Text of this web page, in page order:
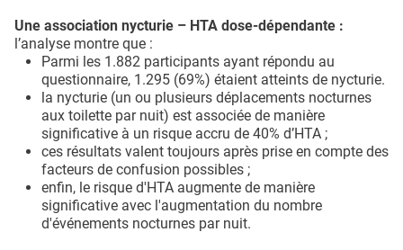
Une association nycturie – HTA dose-dépendante :
l’analyse montre que :
Parmi les 1.882 participants ayant répondu au
questionnaire, 1.295 (69%) étaient atteints de nycturie.
la nycturie (un ou plusieurs déplacements nocturnes
aux toilette par nuit) est associée de manière
significative à un risque accru de 40% d’HTA ;
ces résultats valent toujours après prise en compte des
facteurs de confusion possibles ;
enfin, le risque d'HTA augmente de manière
significative avec l'augmentation du nombre
d'événements nocturnes par nuit.